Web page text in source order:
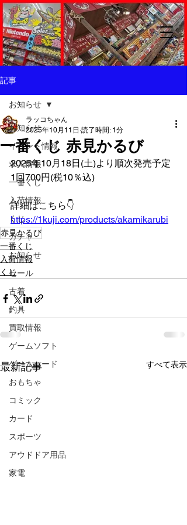
記事
お知らせ
イベント情報
求人情報
一番くじ
入荷情報
くじ
ガチャ
お知らせ
セール
古着
釣具
買取情報
ゲームソフト
ゲームハード
おもちゃ
コミック
カード
スポーツ
アウドドア用品
家電
お知らせ
一番くじ 赤見かるび
ラッコちゃん
2025年10月11日 読了時間: 1分
2025年10月18日(土)より順次発売予定
1回700円(税10％込)
詳細はこちら👇️
https://1kuji.com/products/akamikarubi
赤見かるび
一番くじ
入荷情報
くじ
最新記事 すべて表示